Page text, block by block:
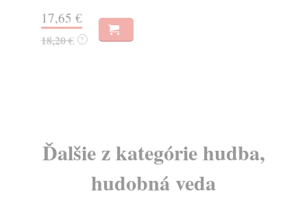
17,65 €
18,20 € ?
Ďalšie z kategórie hudba,
hudobná veda